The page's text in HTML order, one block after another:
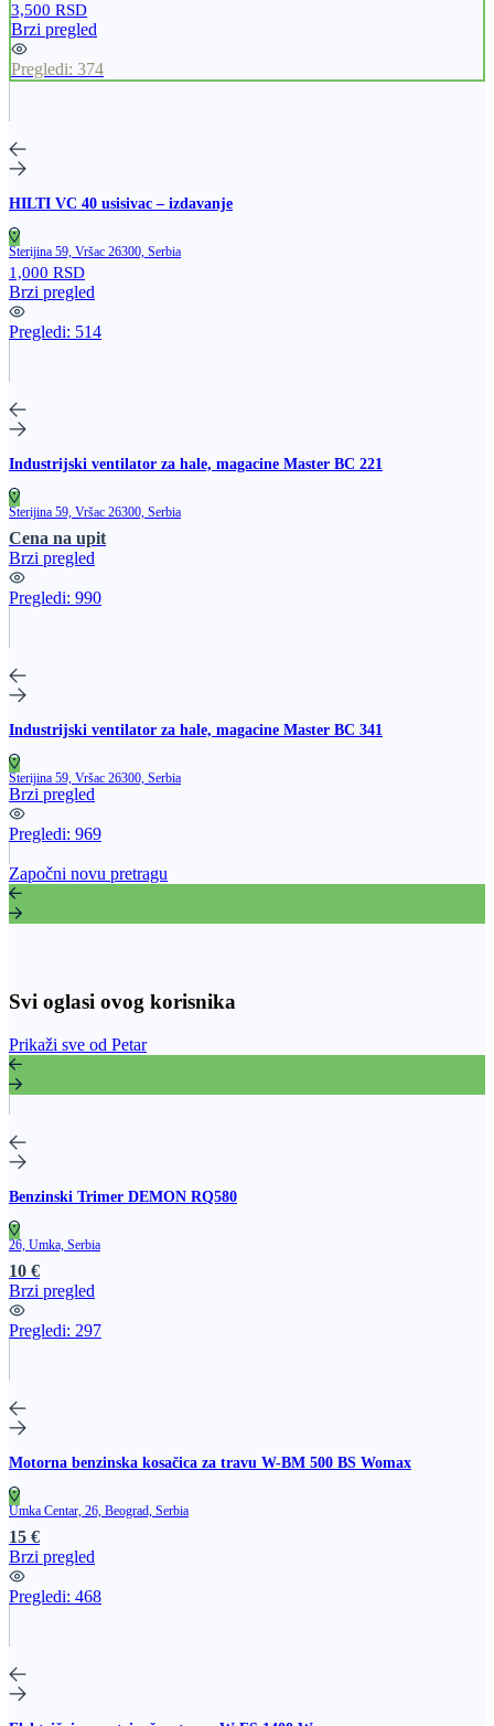
3,500 RSD
Brzi pregled
Pregledi: 374
HILTI VC 40 usisivac – izdavanje
Sterijina 59, Vršac 26300, Serbia
1,000 RSD
Brzi pregled
Pregledi: 514
Industrijski ventilator za hale, magacine Master BC 221
Sterijina 59, Vršac 26300, Serbia
Cena na upit
Brzi pregled
Pregledi: 990
Industrijski ventilator za hale, magacine Master BC 341
Sterijina 59, Vršac 26300, Serbia
Brzi pregled
Pregledi: 969
Započni novu pretragu
Svi oglasi ovog korisnika
Prikaži sve od Petar
Benzinski Trimer DEMON RQ580
26, Umka, Serbia
10 €
Brzi pregled
Pregledi: 297
Motorna benzinska kosačica za travu W-BM 500 BS Womax
Umka Centar, 26, Beograd, Serbia
15 €
Brzi pregled
Pregledi: 468